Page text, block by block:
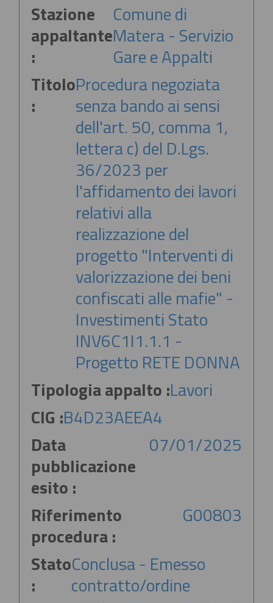
Stazione
appaltante
:
Comune di
Matera - Servizio
Gare e Appalti
Titolo
:
Procedura negoziata
senza bando ai sensi
dell'art. 50, comma 1,
lettera c) del D.Lgs.
36/2023 per
l'affidamento dei lavori
relativi alla
realizzazione del
progetto "Interventi di
valorizzazione dei beni
confiscati alle mafie" -
Investimenti Stato
INV6C1I1.1.1 -
Progetto RETE DONNA
Tipologia appalto :Lavori
CIG :B4D23AEEA4
Data
pubblicazione
esito :
07/01/2025
Riferimento
procedura :
G00803
Stato
:
Conclusa - Emesso
contratto/ordine